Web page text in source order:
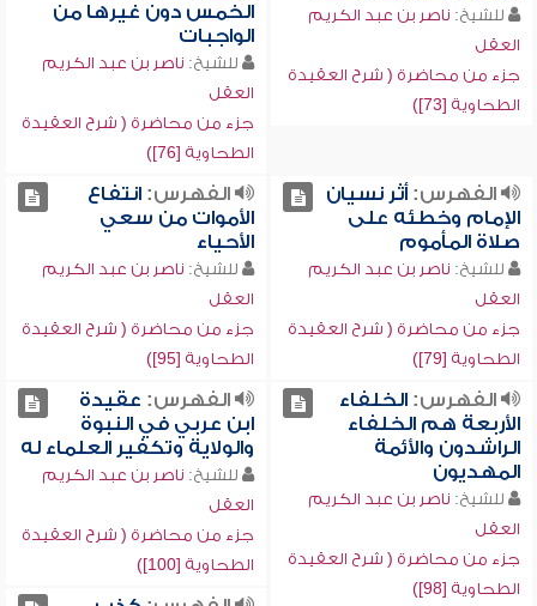
للشيخ: ناصر بن عبد الكريم
العقل
جزء من محاضرة ( شرح العقيدة
الطحاوية [73])
الخمس دون غيرها من
الواجبات
للشيخ: ناصر بن عبد الكريم
العقل
جزء من محاضرة ( شرح العقيدة
الطحاوية [76])
الفهرس:أثر نسيان
الإمام وخطئه على
صلاة المأموم
للشيخ: ناصر بن عبد الكريم
العقل
جزء من محاضرة ( شرح العقيدة
الطحاوية [79])
الفهرس:انتفاع
الأموات من سعي
الأحياء
للشيخ: ناصر بن عبد الكريم
العقل
جزء من محاضرة ( شرح العقيدة
الطحاوية [95])
الفهرس:الخلفاء
الأربعة هم الخلفاء
الراشدون والأئمة
المهديون
للشيخ: ناصر بن عبد الكريم
العقل
جزء من محاضرة ( شرح العقيدة
الطحاوية [98])
الفهرس: عقيدة
ابن عربي في النبوة
والولاية وتكفير العلماء له
للشيخ: ناصر بن عبد الكريم
العقل
جزء من محاضرة ( شرح العقيدة
الطحاوية [100])